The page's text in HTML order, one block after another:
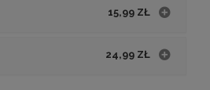
15,99 ZŁ
24,99 ZŁ